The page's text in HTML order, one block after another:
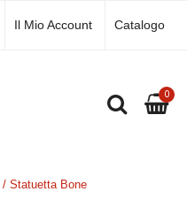
Il Mio Account Catalogo
0
/ Statuetta Bone